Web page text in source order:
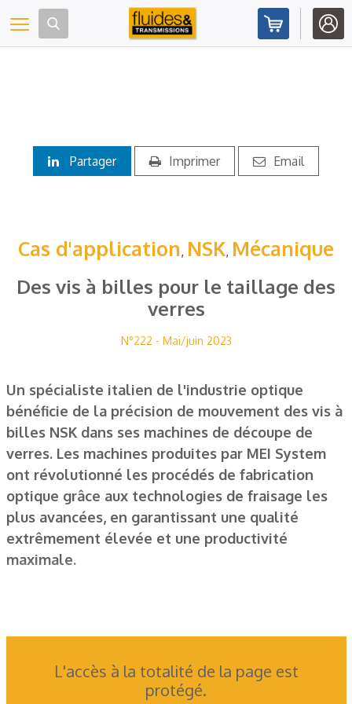
Toggle navigation
Partager Imprimer Email
Cas d'application, NSK, Mécanique
Des vis à billes pour le taillage des
verres
N°222 - Mai/juin 2023
Un spécialiste italien de l'industrie optique
bénéficie de la précision de mouvement des vis à
billes NSK dans ses machines de découpe de
verres. Les machines produites par MEI System
ont révolutionné les procédés de fabrication
optique grâce aux technologies de fraisage les
plus avancées, en garantissant une qualité
extrêmement élevée et une productivité
maximale.
L'accès à la totalité de la page est
protégé.
Panneau de gestion des cookies